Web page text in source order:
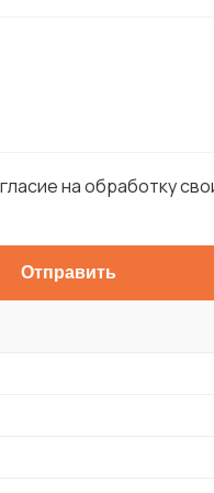
на обработку